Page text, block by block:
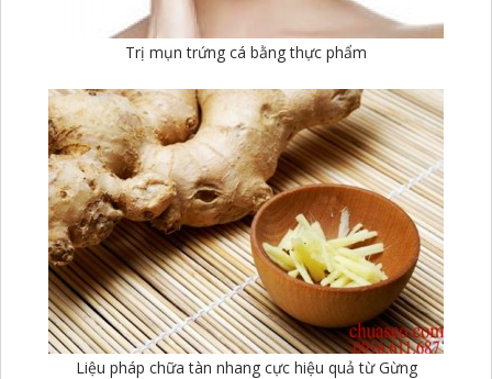
Trị mụn trứng cá bằng thực phẩm
Liệu pháp chữa tàn nhang cực hiệu quả từ Gừng